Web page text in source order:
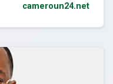
cameroun24.net